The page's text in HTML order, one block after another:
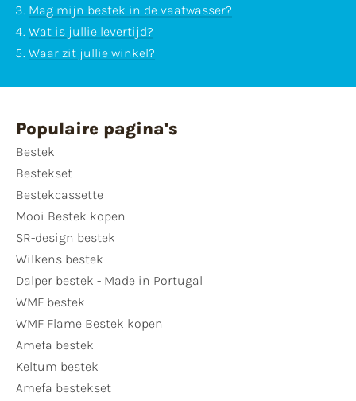
Mag mijn bestek in de vaatwasser?
Wat is jullie levertijd?
Waar zit jullie winkel?
Populaire pagina's
Bestek
Bestekset
Bestekcassette
Mooi Bestek kopen
SR-design bestek
Wilkens bestek
Dalper bestek - Made in Portugal
WMF bestek
WMF Flame Bestek kopen
Amefa bestek
Keltum bestek
Amefa bestekset